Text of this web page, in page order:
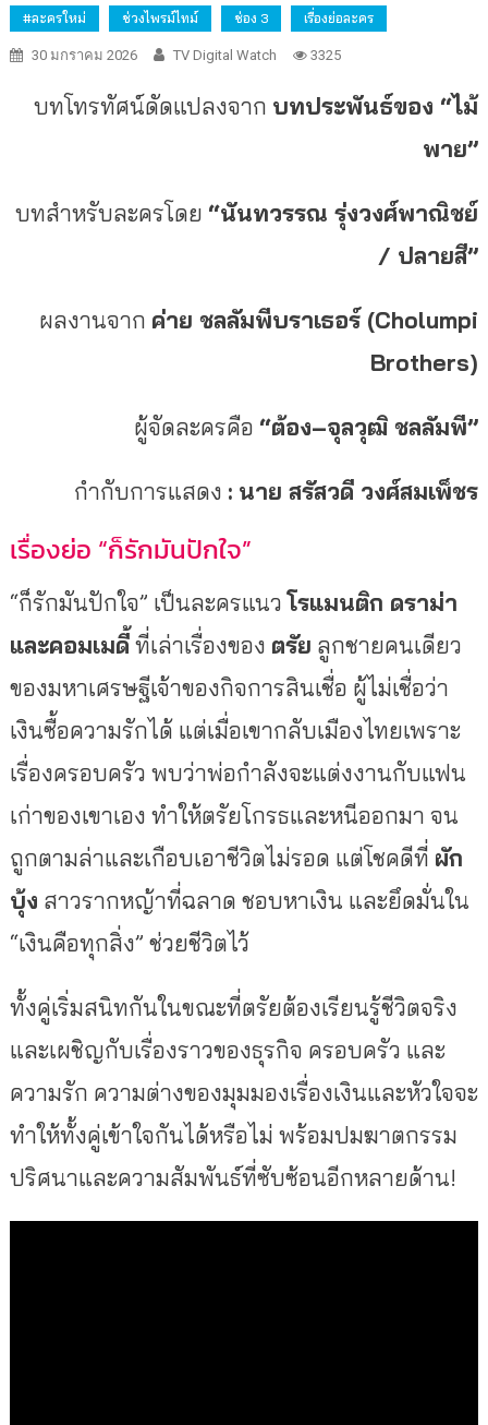
#ละครใหม่ ช่วงไพรม์ไทม์ ช่อง 3 เรื่องย่อละคร
30 มกราคม 2026 TV Digital Watch 3325
บทโทรทัศน์ดัดแปลงจาก บทประพันธ์ของ “ไม้
พาย”
บทสำหรับละครโดย “นันทวรรณ รุ่งวงศ์พาณิชย์
/ ปลายสี”
ผลงานจาก ค่าย ชลลัมพีบราเธอร์ (Cholumpi
Brothers)
ผู้จัดละครคือ “ต้อง–จุลวุฒิ ชลลัมพี”
กำกับการแสดง : นาย สรัสวดี วงศ์สมเพ็ชร
เรื่องย่อ “ก็รักมันปักใจ”
“ก็รักมันปักใจ” เป็นละครแนวโรแมนติก ดราม่า
และคอมเมดี้ที่เล่าเรื่องของ ตรัย ลูกชายคนเดียว
ของมหาเศรษฐีเจ้าของกิจการสินเชื่อ ผู้ไม่เชื่อว่า
เงินซื้อความรักได้ แต่เมื่อเขากลับเมืองไทยเพราะ
เรื่องครอบครัว พบว่าพ่อกำลังจะแต่งงานกับแฟน
เก่าของเขาเอง ทำให้ตรัยโกรธและหนีออกมา จน
ถูกตามล่าและเกือบเอาชีวิตไม่รอด แต่โชคดีที่ ผัก
บุ้ง สาวรากหญ้าที่ฉลาด ชอบหาเงิน และยึดมั่นใน
“เงินคือทุกสิ่ง” ช่วยชีวิตไว้
ทั้งคู่เริ่มสนิทกันในขณะที่ตรัยต้องเรียนรู้ชีวิตจริง
และเผชิญกับเรื่องราวของธุรกิจ ครอบครัว และ
ความรัก ความต่างของมุมมองเรื่องเงินและหัวใจจะ
ทำให้ทั้งคู่เข้าใจกันได้หรือไม่ พร้อมปมฆาตกรรม
ปริศนาและความสัมพันธ์ที่ซับซ้อนอีกหลายด้าน!